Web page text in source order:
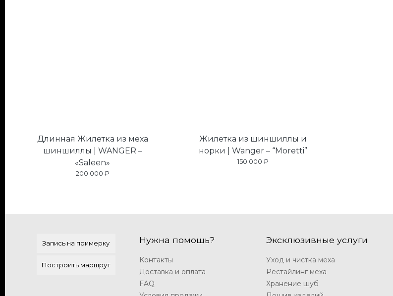
Длинная Жилетка из меха
шиншиллы | WANGER –
«Saleen»
200 000 ₽
Жилетка из шиншиллы и
норки | Wanger – “Moretti”
150 000 ₽
Запись на примерку
Построить маршрут
Нужна помощь?
Контакты
Доставка и оплата
FAQ
Эксклюзивные услуги
Уход и чистка меха
Рестайлинг меха
Хранение шуб